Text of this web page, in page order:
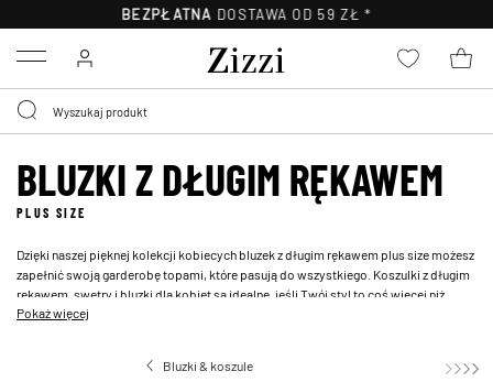
30-DNINA ZWROT*
Menu
BLUZKI Z DŁUGIM RĘKAWEM
PLUS SIZE
Dzięki naszej pięknej kolekcji kobiecych bluzek z długim rękawem plus size możesz
zapełnić swoją garderobę topami, które pasują do wszystkiego. Koszulki z długim
rękawem, swetry i bluzki dla kobiet są idealne, jeśli Twój styl to coś więcej niż
zwykła koszulka. Zapoznaj się z naszym dużym wyborem klasycznych i stylowych
Pokaż więcej
Bluzki & koszule Bluzki z